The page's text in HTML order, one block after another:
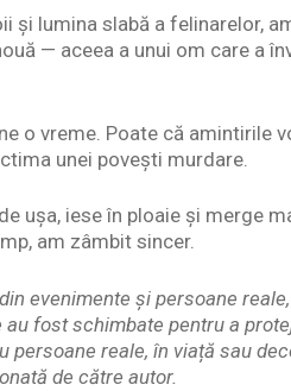
și lumina slabă a felinarelor,
— aceea a unui om care a
o vreme. Poate că amintirile
unei povești murdare.
ușa, iese în ploaie și merge
am zâmbit sincer.
evenimente și persoane
fost schimbate pentru a
persoane reale, în viață sau
de către autor.